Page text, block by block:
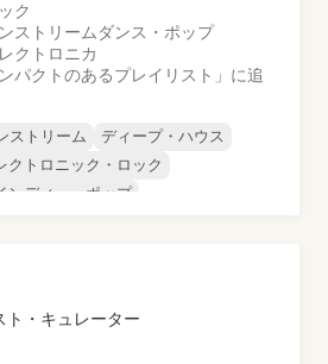
ク
ストリーム ダンス・ポップ
クトロニカ
パクトのあるプレイリスト」に追
ストリーム
ディープ・ハウス
クトロニック・ロック
インディー・ポップ
ト・キュレーター